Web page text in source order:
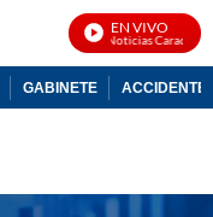
EN VIVO
Noticias Caracol En
GABINETE ACCIDENTE